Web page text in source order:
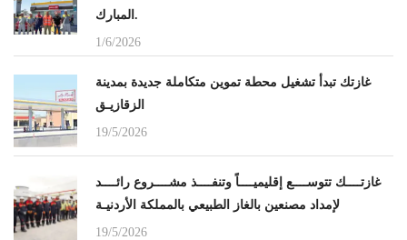
المبارك.
1/6/2026
غازتك تبدأ تشغيل محطة تموين متكاملة جديدة بمدينة
الزقازيـق
19/5/2026
غازتــــك تتوســــع إقليميــــاً وتنفــــذ مشــــروع رائــــد
لإمداد مصنعين بالغاز الطبيعي بالمملكة الأردنيـة
19/5/2026